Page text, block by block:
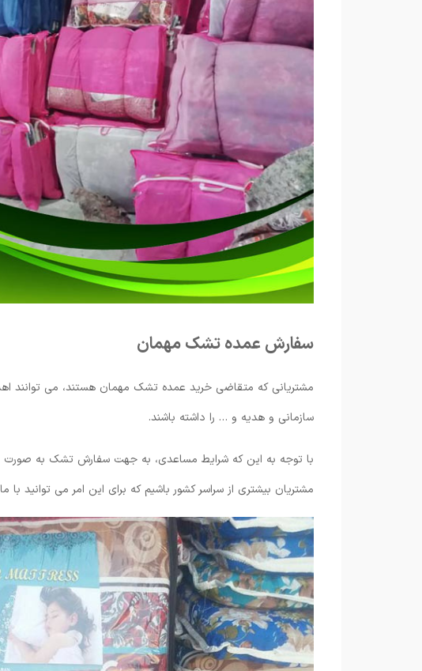
سفارش عمده تشک مهمان
مشتریانی که متقاضی خرید عمده تشک مهمان هستند، می
سازمانی و هدیه و … را داشته باشند.
با توجه به این که شرایط مساعدی، به جهت سفارش تشک به صورت
مشتریان بیشتری از سراسر کشور باشیم که برای این امر می توانید با